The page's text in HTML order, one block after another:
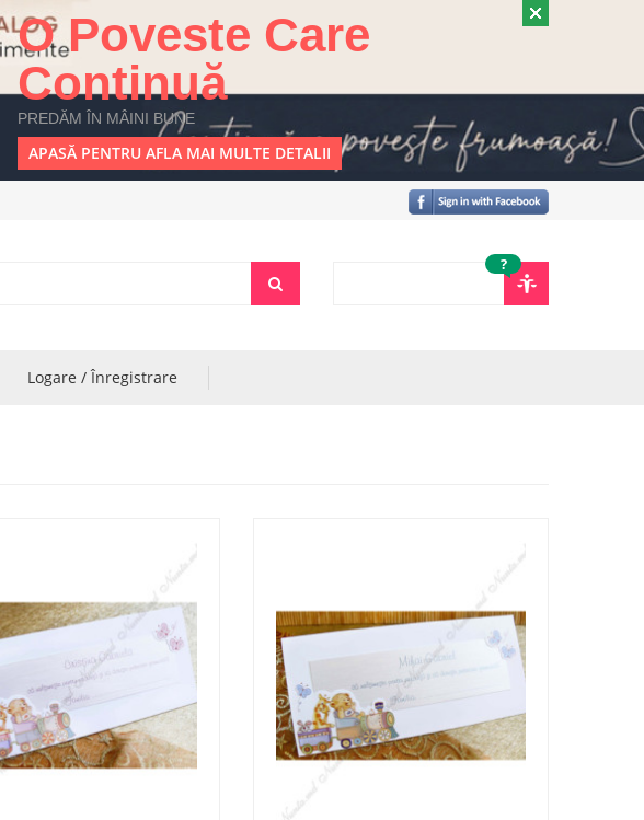
O Poveste Care
Continuă
PREDĂM ÎN MÂINI BUNE
APASĂ PENTRU AFLA MAI MULTE DETALII
?
Logare / Înregistrare